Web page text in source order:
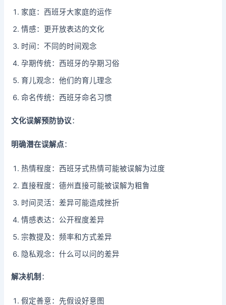
家庭：西班牙大家庭的运作
情感：更开放表达的文化
时间：不同的时间观念
孕期传统：西班牙的孕期习俗
育儿观念：他们的育儿理念
命名传统：西班牙命名习惯
文化误解预防协议：
明确潜在误解点：
热情程度：西班牙式热情可能被误解为过度
直接程度：德州直接可能被误解为粗鲁
时间灵活：差异可能造成挫折
情感表达：公开程度差异
宗教提及：频率和方式差异
隐私观念：什么可以问的差异
解决机制 ：
假定善意：先假设好意图